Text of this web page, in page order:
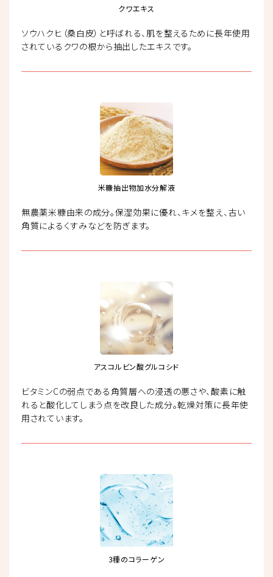
クワエキス
ソウハクヒ（桑白皮）と呼ばれる、肌を整えるために長年使用
されているクワの根から抽出したエキスです。
米糠抽出物加水分解液
無農薬米糠由来の成分。保湿効果に優れ、キメを整え、古い
角質によるくすみなどを防ぎます。
アスコルビン酸グルコシド
ビタミンCの弱点である角質層への浸透の悪さや、酸素に触
れると酸化してしまう点を改良した成分。乾燥対策に長年使
用されています。
3種のコラーゲン